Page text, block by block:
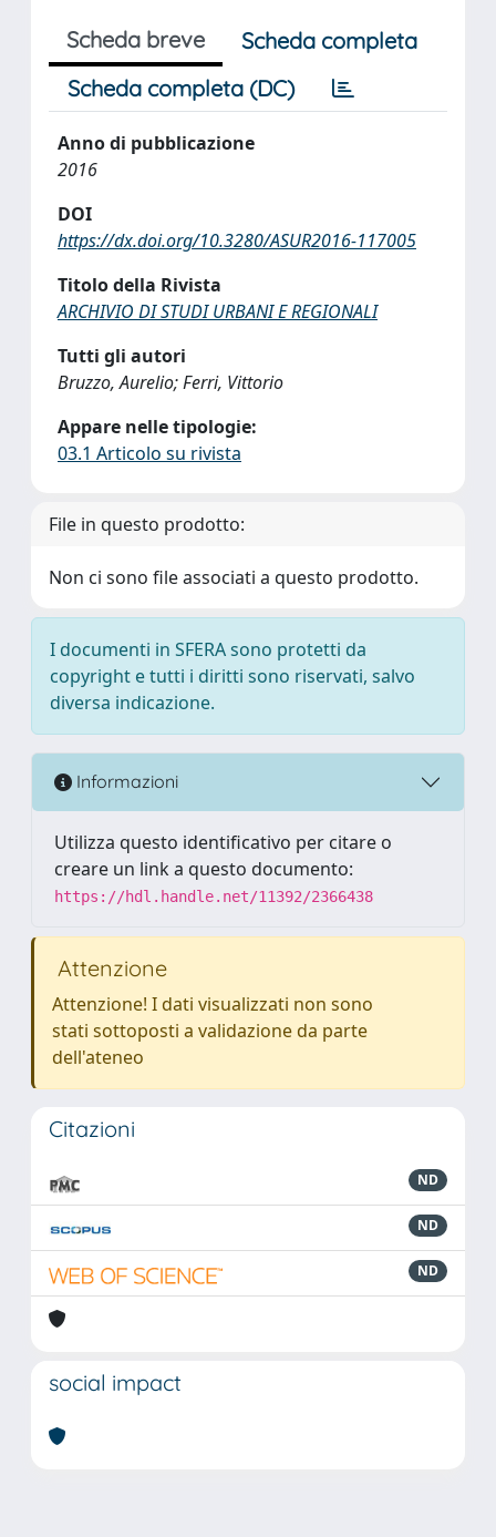
Scheda breve
Scheda completa
Scheda completa (DC)
Anno di pubblicazione
2016
DOI
https://dx.doi.org/10.3280/ASUR2016-117005
Titolo della Rivista
ARCHIVIO DI STUDI URBANI E REGIONALI
Tutti gli autori
Bruzzo, Aurelio; Ferri, Vittorio
Appare nelle tipologie:
03.1 Articolo su rivista
File in questo prodotto:
Non ci sono file associati a questo prodotto.
I documenti in SFERA sono protetti da
copyright e tutti i diritti sono riservati, salvo
diversa indicazione.
Informazioni
Utilizza questo identificativo per citare o
creare un link a questo documento:
https://hdl.handle.net/11392/2366438
Attenzione
Attenzione! I dati visualizzati non sono
stati sottoposti a validazione da parte
dell'ateneo
Citazioni
ND
ND
ND
social impact